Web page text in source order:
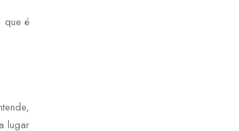
que é
lugar